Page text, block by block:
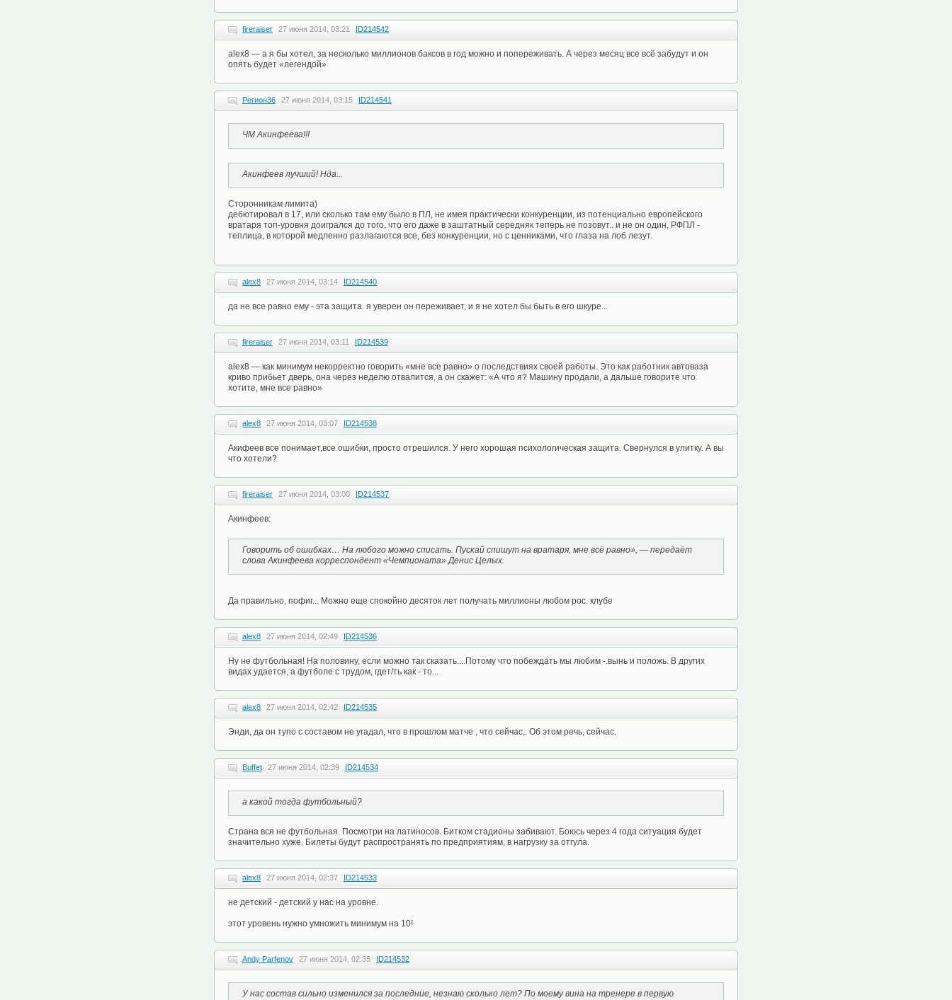
fireraiser 27 июня 2014, 03:21 ID214542
alex8 — а я бы хотел, за несколько миллионов баксов в год можно и попереживать. А через месяц все всё забудут и он
опять будет «легендой»
Регион36 27 июня 2014, 03:15 ID214541
ЧМ Акинфеева!!!
Акинфеев лучший! Нда...
Сторонникам лимита)
дебютировал в 17, или сколько там ему было в ПЛ, не имея практически конкуренции, из потенциально европейского
вратаря топ-уровня доигрался до того, что его даже в заштатный середняк теперь не позовут.. и не он один, РФПЛ -
теплица, в которой медленно разлагаются все, без конкуренции, но с ценниками, что глаза на лоб лезут.
alex8 27 июня 2014, 03:14 ID214540
да не все равно ему - эта защита. я уверен он переживает, и я не хотел бы быть в его шкуре...
fireraiser 27 июня 2014, 03:11 ID214539
alex8 — как минимум некорректно говорить «мне все равно» о последствиях своей работы. Это как работник автоваза
криво прибьет дверь, она через неделю отвалится, а он скажет: «А что я? Машину продали, а дальше говорите что
хотите, мне все равно»
alex8 27 июня 2014, 03:07 ID214538
Акифеев все понимает,все ошибки, просто отрешился. У него хорошая психологическая защита. Свернулся в улитку. А вы
что хотели?
fireraiser 27 июня 2014, 03:00 ID214537
Акинфеев:
Говорить об ошибках… На любого можно списать. Пускай спишут на вратаря, мне всё равно», — передаёт
слова Акинфеева корреспондент «Чемпионата» Денис Целых.
Да правильно, пофиг... Можно еще спокойно десяток лет получать миллионы любом рос. клубе
alex8 27 июня 2014, 02:49 ID214536
Ну не футбольная! На половину, если можно так сказать....Потому что побеждать мы любим -.вынь и положь. В других
видах удается, а футболе с трудом, гдет/ть как - то...
alex8 27 июня 2014, 02:42 ID214535
Энди, да он тупо с составом не угадал, что в прошлом матче , что сейчас,. Об этом речь, сейчас.
Buffet 27 июня 2014, 02:39 ID214534
а какой тогда футбольный?
Страна вся не футбольная. Посмотри на латиносов. Битком стадионы забивают. Боюсь через 4 года ситуация будет
значительно хуже. Билеты будут распространять по предприятиям, в нагрузку за отгула.
alex8 27 июня 2014, 02:37 ID214533
не детский - детский у нас на уровне.
этот уровень нужно умножить минимум на 10!
Andy Parfenov 27 июня 2014, 02:35 ID214532
У нас состав сильно изменился за последние, незнаю сколько лет? По моему вина на тренере в первую